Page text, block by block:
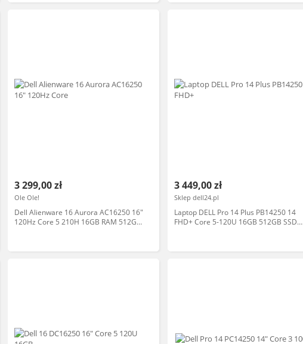
3 299,00 zł
Ole Ole!
Dell Alienware 16 Aurora AC16250 16"
120Hz Core 5 210H 16GB RAM 512GB
gamingowy
3 449,00 zł
Sklep dell24.pl
Laptop DELL Pro 14 Plus PB14250 14
FHD+ Core 5-120U 16GB 512GB SSD